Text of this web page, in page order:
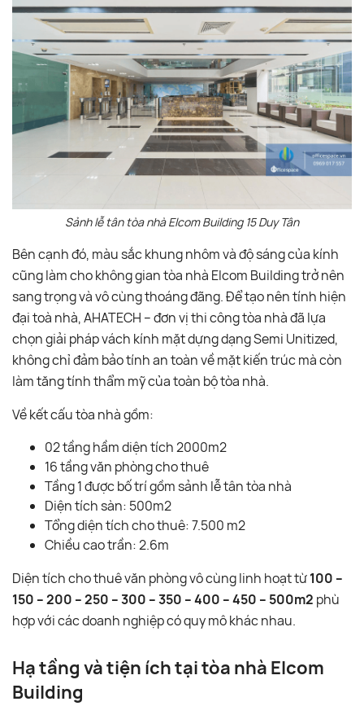
Sảnh lễ tân tòa nhà Elcom Building 15 Duy Tân
Bên cạnh đó, màu sắc khung nhôm và độ sáng của kính
cũng làm cho không gian tòa nhà Elcom Building trở nên
sang trọng và vô cùng thoáng đãng. Để tạo nên tính hiện
đại toà nhà, AHATECH – đơn vị thi công tòa nhà đã lựa
chọn giải pháp vách kính mặt dựng dạng Semi Unitized,
không chỉ đảm bảo tính an toàn về mặt kiến trúc mà còn
làm tăng tính thẩm mỹ của toàn bộ tòa nhà.
Về kết cấu tòa nhà gồm:
02 tầng hầm diện tích 2000m2
16 tầng văn phòng cho thuê
Tầng 1 được bố trí gồm sảnh lễ tân tòa nhà
Diện tích sàn: 500m2
Tổng diện tích cho thuê: 7.500 m2
Chiều cao trần: 2.6m
Diện tích cho thuê văn phòng vô cùng linh hoạt từ100 –
150 – 200 – 250 – 300 – 350 – 400 – 450 – 500m2 phù
hợp với các doanh nghiệp có quy mô khác nhau.
Hạ tầng và tiện ích tại tòa nhà Elcom
Building